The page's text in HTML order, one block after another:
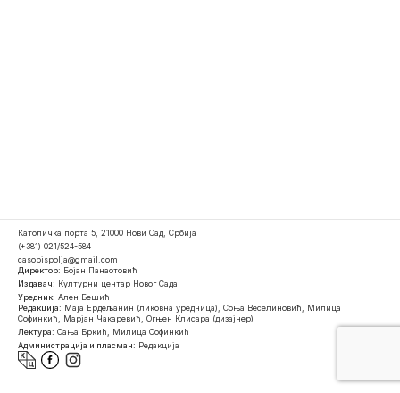
Католичка порта 5, 21000 Нови Сад, Србија
(+381) 021/524-584
casopispolja@gmail.com
Директор: Бојан Панаотовић
Издавач: Културни центар Новог Сада
Уредник: Ален Бешић
Редакција: Маја Ердељанин (ликовна уредница), Соња Веселиновић, Милица
Софинкић, Марјан Чакаревић, Огњен Клисара (дизајнер)
Лектура: Сања Бркић, Милица Софинкић
Администрација и пласман: Редакција